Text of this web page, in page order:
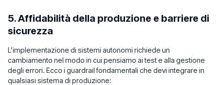
5. Affidabilità della produzione e barriere di
sicurezza
L’implementazione di sistemi autonomi richiede un
cambiamento nel modo in cui pensiamo ai test e alla gestione
degli errori. Ecco i guardrail fondamentali che devi integrare in
qualsiasi sistema di produzione: